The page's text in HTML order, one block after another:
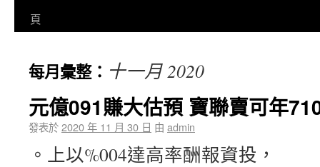
頁
每月彙整： 十一月 2020
元億091賺大估預 寶聯賣可年
發表於2020 年 11 月 30 日 由 admin
。上以%004達高率酬報資投，